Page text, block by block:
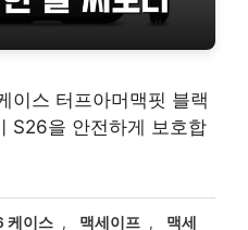
이스 터프아머맥핏 블랙
S26을 안전하게 보호합
케이스 , 맥세이프 ,
맥세